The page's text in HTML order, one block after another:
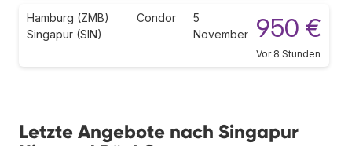
Hamburg (ZMB)
Singapur (SIN)
Condor
5
November
950 €
Vor 8 Stunden
Letzte Angebote nach Singapur